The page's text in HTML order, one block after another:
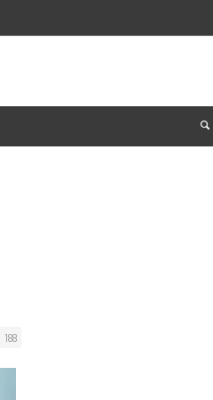
188